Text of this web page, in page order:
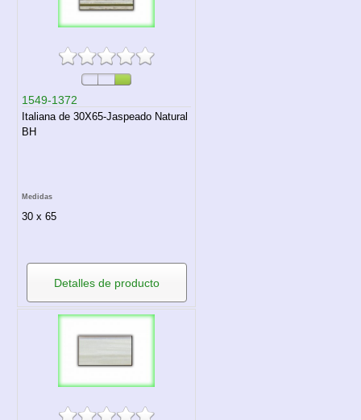
1549-1372
Italiana de 30X65-Jaspeado Natural
BH
Medidas
30 x 65
Detalles de producto